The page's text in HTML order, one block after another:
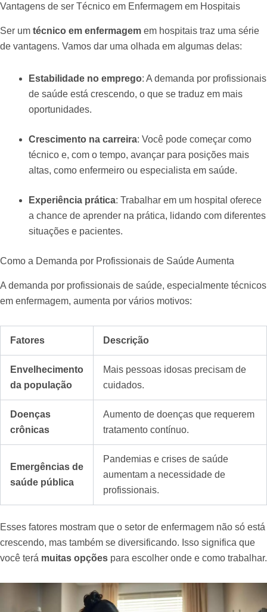
Vantagens de ser Técnico em Enfermagem em Hospitais
Ser um técnico em enfermagem em hospitais traz uma série
de vantagens. Vamos dar uma olhada em algumas delas:
Estabilidade no emprego: A demanda por profissionais
de saúde está crescendo, o que se traduz em mais
oportunidades.
Crescimento na carreira: Você pode começar como
técnico e, com o tempo, avançar para posições mais
altas, como enfermeiro ou especialista em saúde.
Experiência prática: Trabalhar em um hospital oferece
a chance de aprender na prática, lidando com diferentes
situações e pacientes.
Como a Demanda por Profissionais de Saúde Aumenta
A demanda por profissionais de saúde, especialmente técnicos
em enfermagem, aumenta por vários motivos:
Fatores Descrição
Envelhecimento
da população
Mais pessoas idosas precisam de
cuidados.
Doenças
crônicas
Aumento de doenças que requerem
tratamento contínuo.
Emergências de
saúde pública
Pandemias e crises de saúde
aumentam a necessidade de
profissionais.
Esses fatores mostram que o setor de enfermagem não só está
crescendo, mas também se diversificando. Isso significa que
você terá muitas opções para escolher onde e como trabalhar.